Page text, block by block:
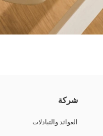
شركة
العوائد والتبادلات